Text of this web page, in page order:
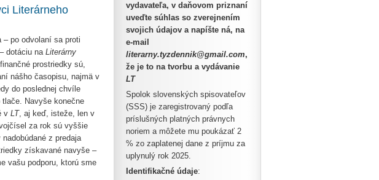
Literárneho
– po odvolaní sa proti
dotáciu naLiterárny
prostriedky sú,
nášho časopisu, najmä v
do poslednej chvíle
tlače. Navyše konečne
v LT, aj keď, isteže, len v
za rok sú vyššie
z predaja
získavané navyše –
vašu podporu, ktorú sme
vydavateľa, v daňovom priznaní
uveďte súhlas so zverejnením
svojich údajov a napíšte ná, na
e-mail
literarny.tyzdennik@gmail.com,
že je to na tvorbu a vydávanie
LT
Spolok slovenských spisovateľov
(SSS) je zaregistrovaný podľa
príslušných platných právnych
noriem a môžete mu poukázať 2
% zo zaplatenej dane z príjmu za
uplynulý rok 2025.
Identifikačné údaje: